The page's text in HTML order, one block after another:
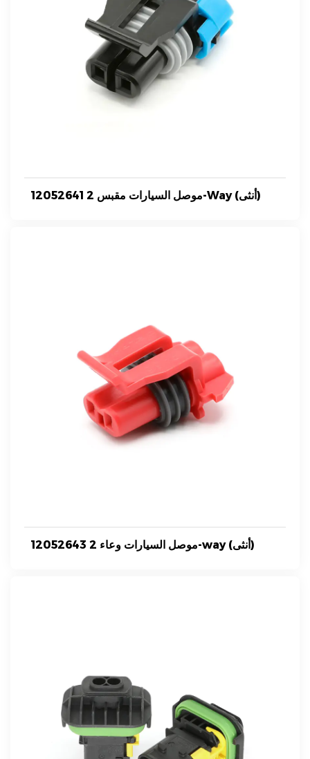
12052641 موصل السيارات مقبس 2-Way (أنثى)
12052643 موصل السيارات وعاء 2-way (أنثى)